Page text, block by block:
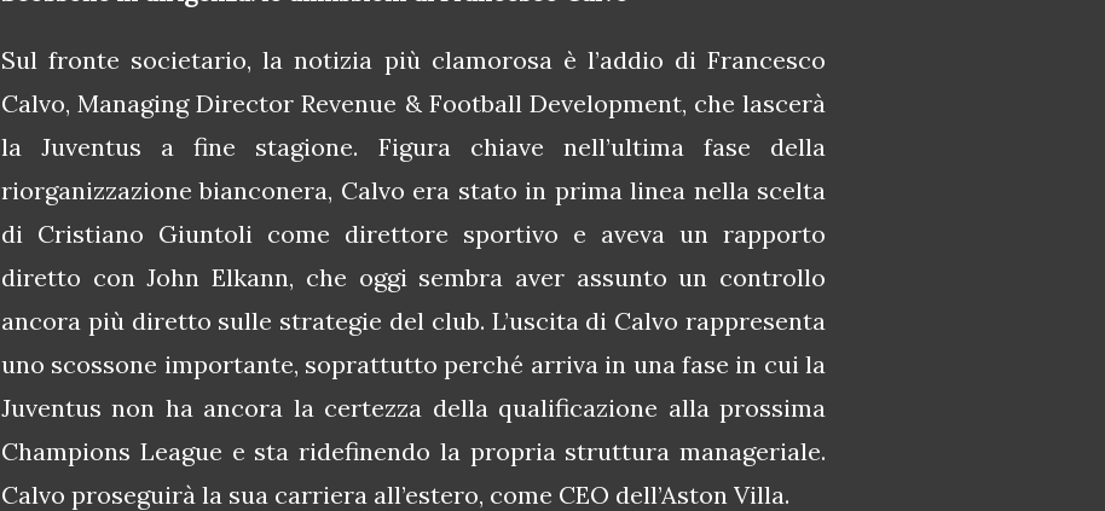
Sul fronte societario, la notizia più clamorosa è l’addio di Francesco
Calvo, Managing Director Revenue & Football Development, che lascerà
la Juventus a fine stagione. Figura chiave nell’ultima fase della
riorganizzazione bianconera, Calvo era stato in prima linea nella scelta
di Cristiano Giuntoli come direttore sportivo e aveva un rapporto
diretto con John Elkann, che oggi sembra aver assunto un controllo
ancora più diretto sulle strategie del club. L’uscita di Calvo rappresenta
uno scossone importante, soprattutto perché arriva in una fase in cui la
Juventus non ha ancora la certezza della qualificazione alla prossima
Champions League e sta ridefinendo la propria struttura manageriale.
Calvo proseguirà la sua carriera all’estero, come CEO dell’Aston Villa.